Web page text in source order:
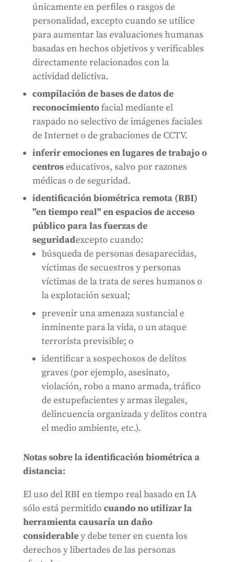
únicamente en perfiles o rasgos de
personalidad, excepto cuando se utilice
para aumentar las evaluaciones humanas
basadas en hechos objetivos y verificables
directamente relacionados con la
actividad delictiva.
compilación de bases de datos de
reconocimientofacial mediante el
raspado no selectivo de imágenes faciales
de Internet o de grabaciones de CCTV.
inferir emociones en lugares de trabajo o
centroseducativos, salvo por razones
médicas o de seguridad.
identificación biométrica remota (RBI)
"en tiempo real" en espacios de acceso
público para las fuerzas de
seguridadexcepto cuando:
búsqueda de personas desaparecidas,
víctimas de secuestros y personas
víctimas de la trata de seres humanos o
la explotación sexual;
prevenir una amenaza sustancial e
inminente para la vida, o un ataque
terrorista previsible; o
identificar a sospechosos de delitos
graves (por ejemplo, asesinato,
violación, robo a mano armada, tráfico
de estupefacientes y armas ilegales,
delincuencia organizada y delitos contra
el medio ambiente, etc.).
Notas sobre la identificación biométrica a
distancia:
El uso del RBI en tiempo real basado en IA
sólo está permitido cuando no utilizar la
herramienta causaría un daño
considerabley debe tener en cuenta los
derechos y libertades de las personas